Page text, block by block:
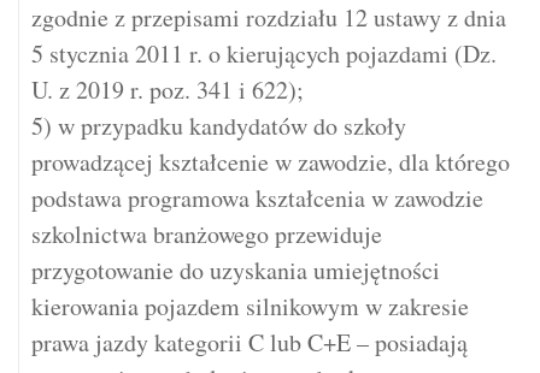
zgodnie z przepisami rozdziału 12 ustawy z dnia
5 stycznia 2011 r. o kierujących pojazdami (Dz.
U. z 2019 r. poz. 341 i 622);
5) w przypadku kandydatów do szkoły
prowadzącej kształcenie w zawodzie, dla którego
podstawa programowa kształcenia w zawodzie
szkolnictwa branżowego przewiduje
przygotowanie do uzyskania umiejętności
kierowania pojazdem silnikowym w zakresie
prawa jazdy kategorii C lub C+E – posiadają